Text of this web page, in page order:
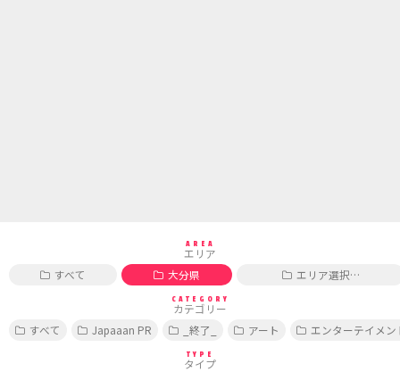
AREA
エリア
すべて
大分県 エリア選択…
CATEGORY
カテゴリー
すべて
Japaaan PR _終了_ アート エンターテイメン
TYPE
タイプ